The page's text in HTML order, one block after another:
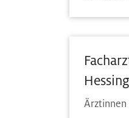
Ärztinnen